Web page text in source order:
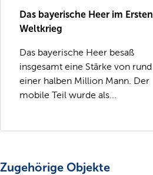
Das bayerische Heer im Ersten
Weltkrieg
Das bayerische Heer besaß
insgesamt eine Stärke von rund
einer halben Million Mann. Der
mobile Teil wurde als...
Zugehörige Objekte